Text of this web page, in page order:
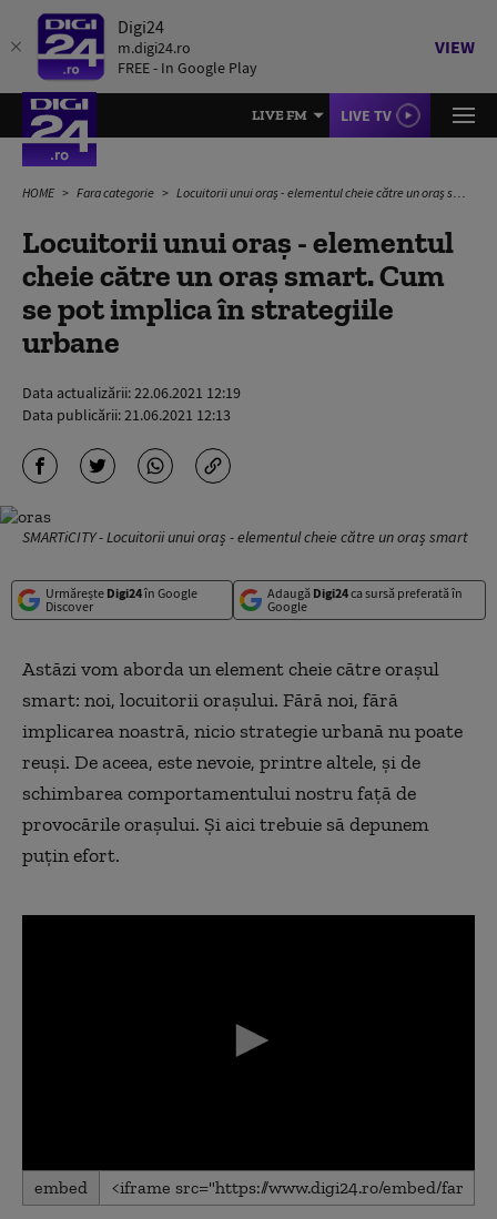
Digi24
m.digi24.ro
FREE - In Google Play
VIEW
LIVE FM LIVE TV
HOME Fara categorie Locuitorii unui oraș - elementul cheie către un oraș smart. Cum se pot implica în strategiile urbane
Locuitorii unui oraș - elementul
cheie către un oraș smart. Cum
se pot implica în strategiile
urbane
Data actualizării:22.06.2021 12:19
Data publicării:21.06.2021 12:13
SMARTiCITY - Locuitorii unui oraș - elementul cheie către un oraș smart
Urmărește Digi24în Google
Discover
Adaugă Digi24ca sursă preferată în
Google
Astăzi vom aborda un element cheie către orașul
smart: noi, locuitorii orașului. Fără noi, fără
implicarea noastră, nicio strategie urbană nu poate
reuși. De aceea, este nevoie, printre altele, și de
schimbarea comportamentului nostru față de
provocările orașului. Și aici trebuie să depunem
puțin efort.
0
seconds
embed